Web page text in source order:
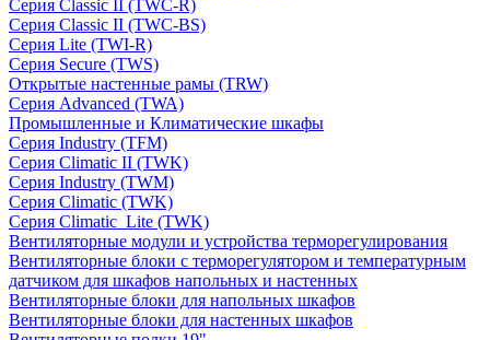
Серия Classic II (TWC-R)
Серия Classic II (TWC-BS)
Серия Lite (TWI-R)
Серия Secure (TWS)
Открытые настенные рамы (TRW)
Серия Advanced (TWA)
Промышленные и Климатические шкафы
Серия Industry (TFM)
Серия Climatic II (TWK)
Серия Industry (TWM)
Серия Climatic (TWK)
Серия Climatic_Lite (TWK)
Вентиляторные модули и устройства терморегулирования
Вентиляторные блоки с терморегулятором и температурным
датчиком для шкафов напольных и настенных
Вентиляторные блоки для напольных шкафов
Вентиляторные блоки для настенных шкафов